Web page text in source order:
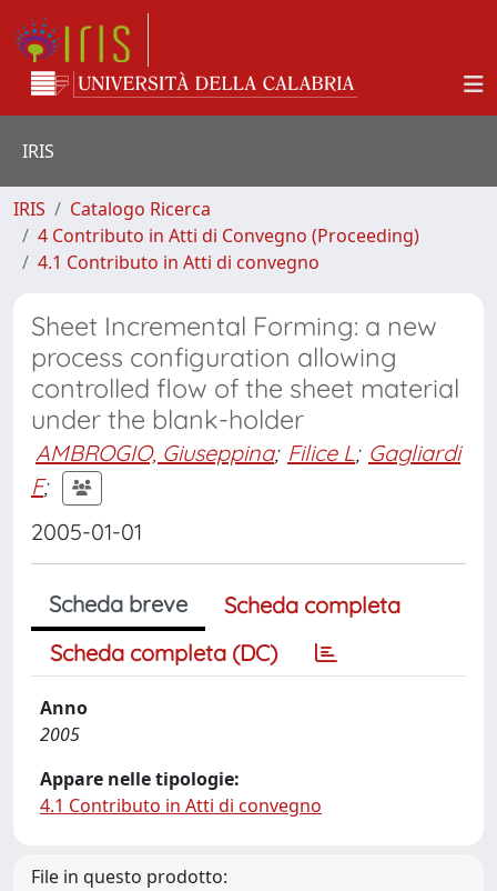
IRIS
IRIS
Catalogo Ricerca
4 Contributo in Atti di Convegno (Proceeding)
4.1 Contributo in Atti di convegno
Sheet Incremental Forming: a new
process configuration allowing
controlled flow of the sheet material
under the blank-holder
AMBROGIO, Giuseppina; Filice L; Gagliardi
F;
2005-01-01
Scheda breve
Scheda completa
Scheda completa (DC)
Anno
2005
Appare nelle tipologie:
4.1 Contributo in Atti di convegno
File in questo prodotto: